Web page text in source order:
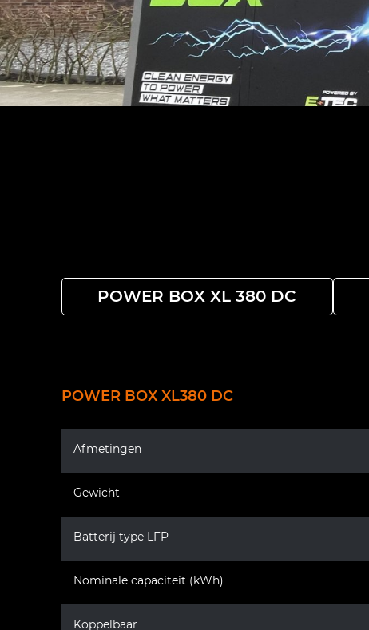
POWER BOX XL 380 DC
POWER BOX XL380 DC
Afmetingen
Gewicht
Batterij type LFP
Nominale capaciteit (kWh)
Koppelbaar